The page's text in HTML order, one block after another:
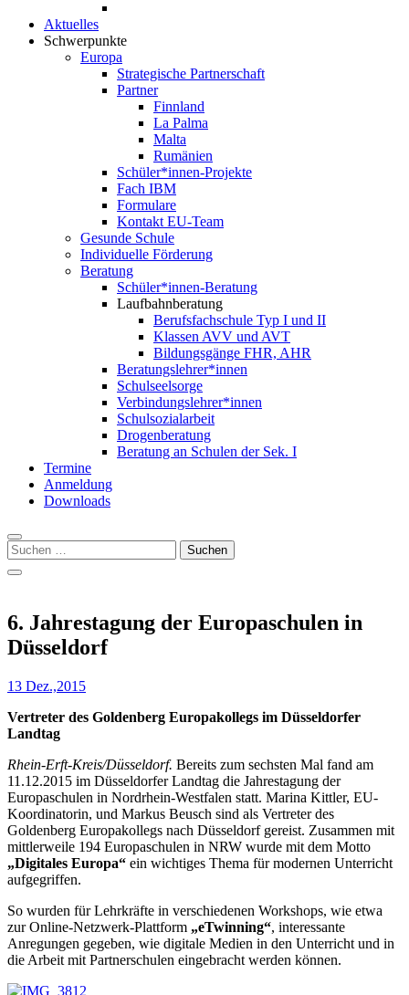
Aktuelles
Schwerpunkte
Europa
Strategische Partnerschaft
Partner
Finnland
La Palma
Malta
Rumänien
Schüler*innen-Projekte
Fach IBM
Formulare
Kontakt EU-Team
Gesunde Schule
Individuelle Förderung
Beratung
Schüler*innen-Beratung
Laufbahnberatung
Berufsfachschule Typ I und II
Klassen AVV und AVT
Bildungsgänge FHR, AHR
Beratungslehrer*innen
Schulseelsorge
Verbindungslehrer*innen
Schulsozialarbeit
Drogenberatung
Beratung an Schulen der Sek. I
Termine
Anmeldung
Downloads
Suchen
nach:
6. Jahrestagung der Europaschulen in
Düsseldorf
13 Dez.,2015
Vertreter des Goldenberg Europakollegs im Düsseldorfer
Landtag
Rhein-Erft-Kreis/Düsseldorf. Bereits zum sechsten Mal fand am
11.12.2015 im Düsseldorfer Landtag die Jahrestagung der
Europaschulen in Nordrhein-Westfalen statt. Marina Kittler, EU-
Koordinatorin, und Markus Beusch sind als Vertreter des
Goldenberg Europakollegs nach Düsseldorf gereist. Zusammen mit
mittlerweile 194 Europaschulen in NRW wurde mit dem Motto
„Digitales Europa“ ein wichtiges Thema für modernen Unterricht
aufgegriffen.
So wurden für Lehrkräfte in verschiedenen Workshops, wie etwa
zur Online-Netzwerk-Plattform „eTwinning“, interessante
Anregungen gegeben, wie digitale Medien in den Unterricht und in
die Arbeit mit Partnerschulen eingebracht werden können.